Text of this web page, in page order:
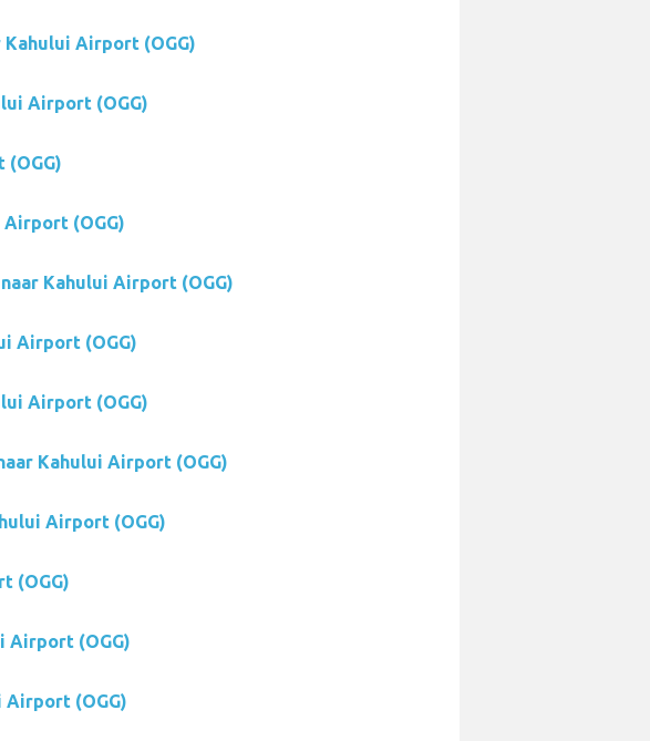
Airport (OGG)
Airport (OGG)
(OGG)
Kahului Airport (OGG)
Airport (OGG)
Airport (OGG)
Kahului Airport (OGG)
Airport (OGG)
(OGG)
Airport (OGG)
(OGG)